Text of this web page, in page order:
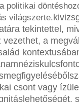
politikai
világszerte.
tekintettel,
vezethet, a
megfigyeléséből
csont vagy
lehetőségét,